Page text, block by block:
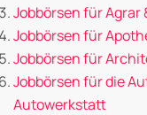
Jobbörsen für
Jobbörsen für
Jobbörsen für
Jobbörsen für die
Autowerkstatt